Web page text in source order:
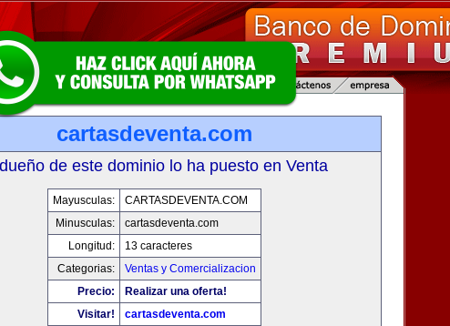
cartasdeventa.com
de este dominio lo ha puesto en Venta
Mayusculas:
CARTASDEVENTA.COM
Minusculas:
cartasdeventa.com
Longitud:
13 caracteres
Categorias:
Ventas y Comercializacion
Precio:
Realizar una oferta!
Visitar!
cartasdeventa.com